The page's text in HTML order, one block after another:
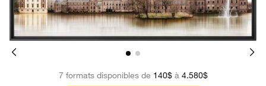
7 formats disponibles de 140$à 4.580$